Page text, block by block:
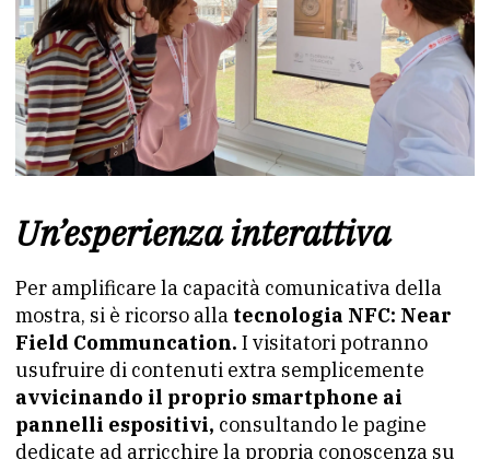
Un’esperienza interattiva
Per amplificare la capacità comunicativa della
mostra, si è ricorso alla tecnologia NFC: Near
Field Communcation. I visitatori potranno
usufruire di contenuti extra semplicemente
avvicinando il proprio smartphone ai
pannelli espositivi, consultando le pagine
dedicate ad arricchire la propria conoscenza su